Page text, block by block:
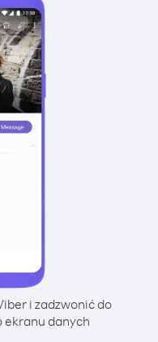
i zadzwonić do
ekranu danych